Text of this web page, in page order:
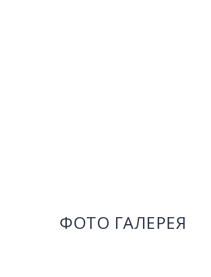
ФОТО ГАЛЕРЕЯ